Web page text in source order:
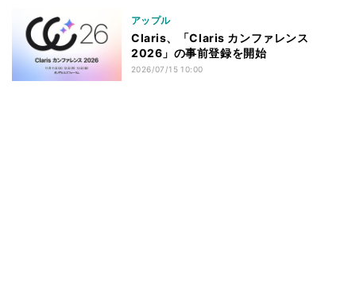
アップル
Claris、「Claris カンファレンス
2026」の事前登録を開始
2026/07/15 10:00